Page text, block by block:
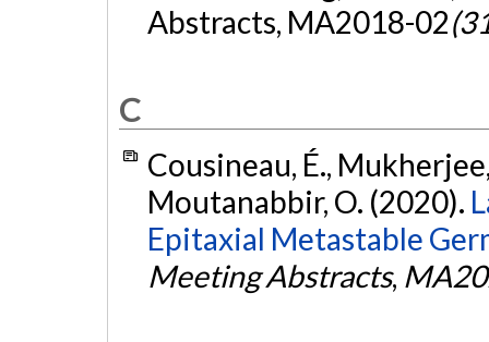
Abstracts, MA2018-02
C
Cousineau, É.,
Moutanabbir, O. (2020).
Epitaxial Metastable
Meeting Abstracts,